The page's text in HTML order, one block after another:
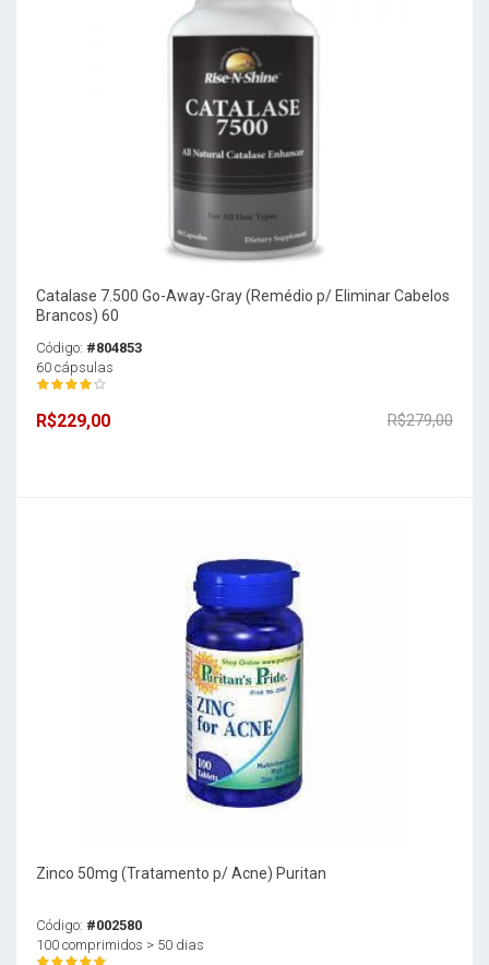
Catalase 7.500 Go-Away-Gray (Remédio p/ Eliminar Cabelos
Brancos) 60
Código: #804853
60 cápsulas
R$279,00
R$229,00
Zinco 50mg (Tratamento p/ Acne) Puritan
Código: #002580
100 comprimidos > 50 dias